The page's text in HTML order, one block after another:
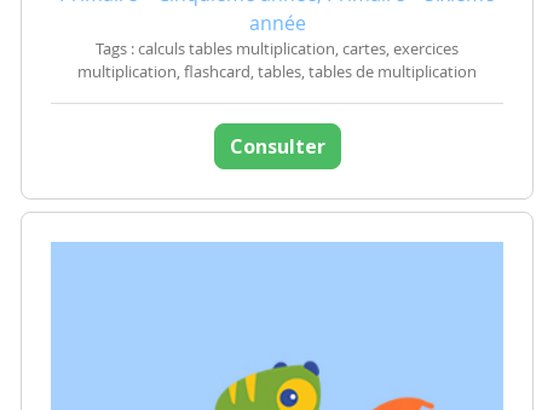
année
Tags : calculs tables multiplication, cartes, exercices
multiplication, flashcard, tables, tables de multiplication
Consulter